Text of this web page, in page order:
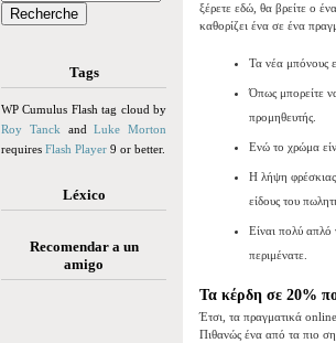
Tags
WP Cumulus Flash tag cloud by
Roy Tanck andLuke Morton
requires Flash Player 9 or better.
Léxico
Recomendar a un
amigo
ξέρετε εδώ, θα βρείτε ο
καθορίζει ένα σε ένα
Τα νέα μπόνους
Όπως μπορείτε
προμηθευτής.
Ενώ το χρώμα
Η λήψη φρέσκιας
είδους του
Είναι πολύ απλό
περιμένατε.
Τα κέρδη σε 20%
Έτσι, τα πραγματικά online
Πιθανώς ένα από τα πιο